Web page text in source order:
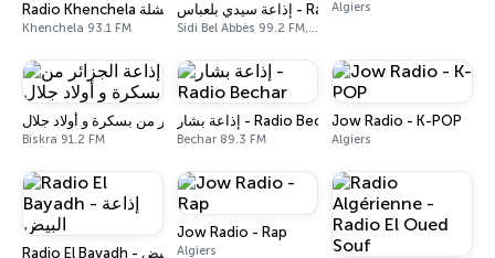
Radio Khenchela إذاعة خنشلة
Khenchela 93.1 FM
إذاعة سيدي بلعباس - Radio Sidi Bel Abbès
Sidi Bel Abbès 99.2 FM, 104.7 FM
Algiers
إذاعة الجزائر من بسكرة و أولاد جلال
Biskra 91.2 FM
إذاعة بشار - Radio Bechar
Bechar 89.3 FM
Jow Radio - K-POP
Algiers
Radio El Bayadh - إذاعة البيض
Jow Radio - Rap
Algiers